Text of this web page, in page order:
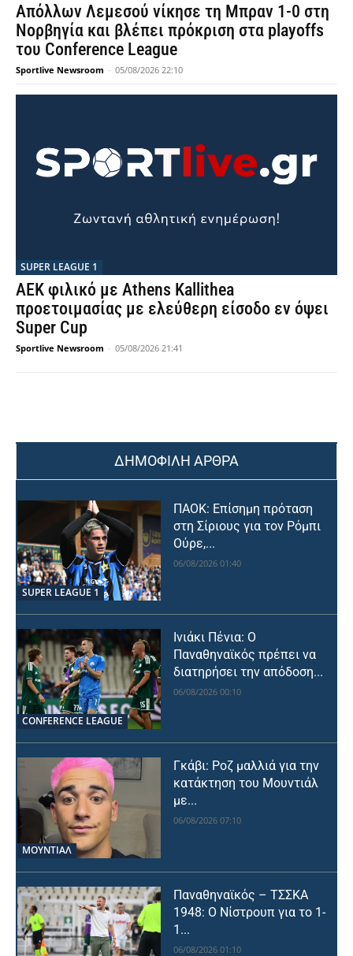
Απόλλων Λεμεσού νίκησε τη Μπραν 1-0 στη
Νορβηγία και βλέπει πρόκριση στα playoffs
του Conference League
Sportlive Newsroom - 05/08/2026 22:10
SUPER LEAGUE 1
AEK φιλικό με Athens Kallithea
προετοιμασίας με ελεύθερη είσοδο εν όψει
Super Cup
Sportlive Newsroom - 05/08/2026 21:41
ΔΗΜΟΦΙΛΗ ΑΡΘΡΑ
SUPER LEAGUE 1
ΠΑΟΚ: Επίσημη πρόταση
στη Σίριους για τον Ρόμπι
Ούρε,...
06/08/2026 01:40
CONFERENCE LEAGUE
Ινιάκι Πένια: Ο
Παναθηναϊκός πρέπει να
διατηρήσει την απόδοση...
06/08/2026 00:10
ΜΟΥΝΤΙΆΛ
Γκάβι: Ροζ μαλλιά για την
κατάκτηση του Μουντιάλ
με...
06/08/2026 07:10
Παναθηναϊκός – ΤΣΣΚΑ
1948: Ο Νίστρουπ για το 1-
1...
06/08/2026 01:10